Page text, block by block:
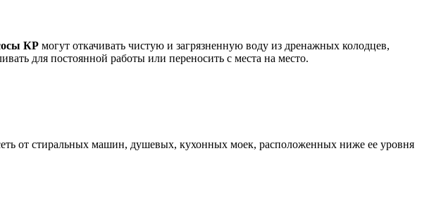
КР могут откачивать чистую и загрязненную воду из дренажных колодцев,
для постоянной работы или переносить с места на место.
от стиральных машин, душевых, кухонных моек, расположенных ниже ее уровня